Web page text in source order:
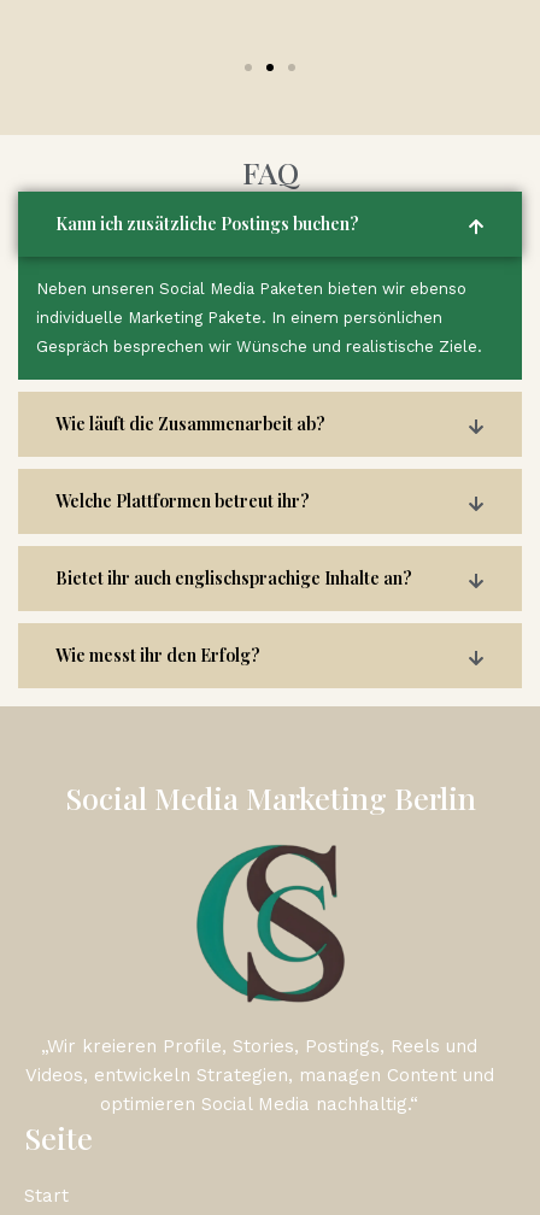
FAQ
Kann ich zusätzliche Postings buchen?
Neben unseren Social Media Paketen bieten wir ebenso
individuelle Marketing Pakete. In einem persönlichen
Gespräch besprechen wir Wünsche und realistische Ziele.
Wie läuft die Zusammenarbeit ab?
Welche Plattformen betreut ihr?
Bietet ihr auch englischsprachige Inhalte an?
Wie messt ihr den Erfolg?
Social Media Marketing Berlin
„Wir kreieren Profile, Stories, Postings, Reels und
Videos, entwickeln Strategien, managen Content und
optimieren Social Media nachhaltig.“
Seite
Start